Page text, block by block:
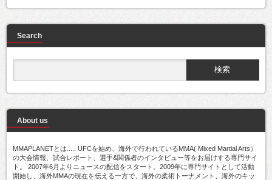
Search
About us
MMAPLANETとは..... UFCを始め、海外で行われているMMA( Mixed Martial Arts）
の大会情報、試合レポート、選手&関係者のインタビュー等をお届けする専門サイ
ト。 2007年6月よりニュースの配信をスタート。2009年に専門サイトとして活動
開始し、海外MMAの現在を伝える一方で、海外の柔術トーナメント、海外のキッ